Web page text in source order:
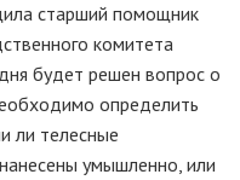
старший помощник
комитета
будет решен вопрос о
определить
ли телесные
умышленно, или